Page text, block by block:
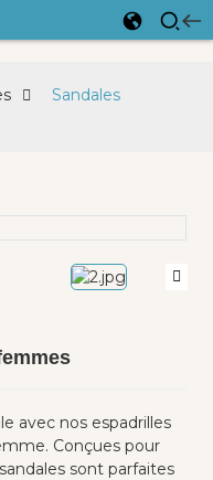
Sandales
avec nos espadrilles
Conçues pour
sont parfaites